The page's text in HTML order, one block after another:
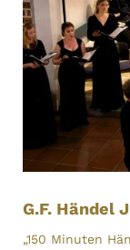
G.F. Händel
„150 Minuten